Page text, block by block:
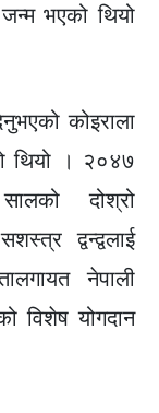
भएको थियो
कोइराला
थियो । २०४७
दोश्रो
द्वन्द्वलाई
नेपाली
विशेष योगदान